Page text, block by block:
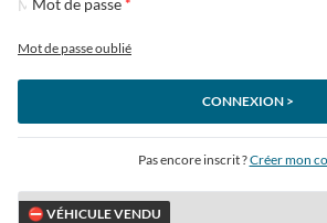
Mot de passe oublié
CONNEXION >
Pas encore inscrit ?Créer mon
⛔ VÉHICULE VENDU